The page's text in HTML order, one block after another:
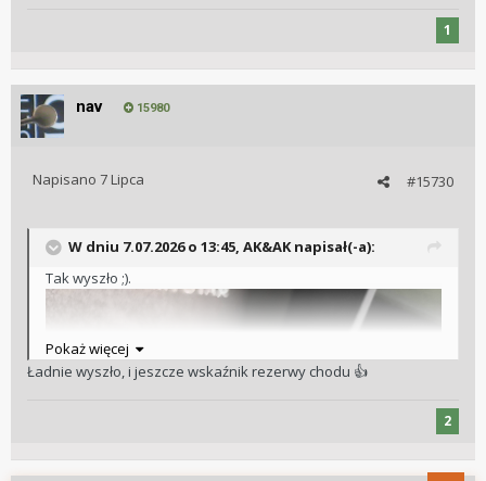
1
nav 15980
#15730
Napisano 7 Lipca
W dniu 7.07.2026 o 13:45, AK&AKnapisał(-a):
Tak wyszło ;).
Pokaż więcej
Ładnie wyszło, i jeszcze wskaźnik rezerwy chodu 👍
2